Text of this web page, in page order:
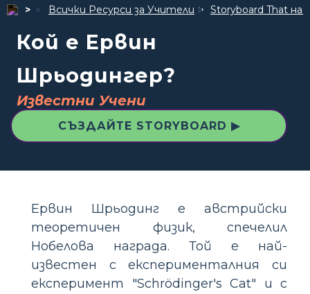
Всички Ресурси за Учители Storyboard That
Кой е Ервин
Шрьодингер?
Известни Учени
СЪЗДАЙТЕ STORYBOARD ▶
Ервин Шрьодинг е австрийски
теоретичен физик, спечелил
Нобелова награда. Той е най-
известен с експерименталния си
експеримент "Schrödinger's Cat" и с